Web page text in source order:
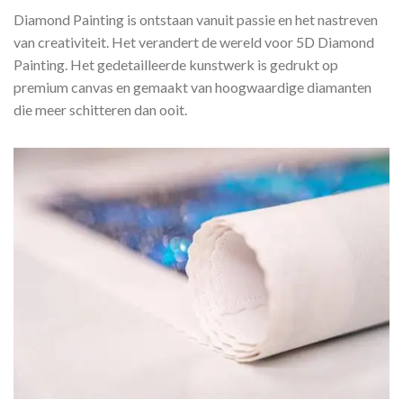
Diamond Painting is ontstaan vanuit passie en het nastreven
van creativiteit. Het verandert de wereld voor 5D Diamond
Painting. Het gedetailleerde kunstwerk is gedrukt op
premium canvas en gemaakt van hoogwaardige diamanten
die meer schitteren dan ooit.